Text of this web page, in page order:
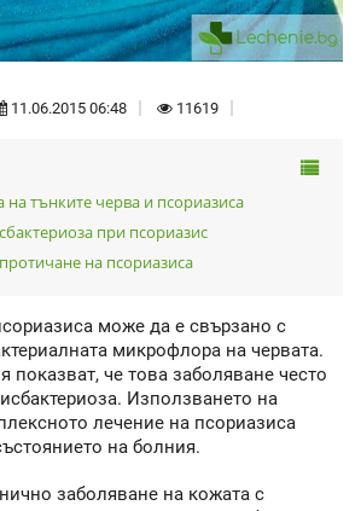
11.06.2015 06:48 11619
тънките черва и псориазиса
при псориазис
на псориазиса
може да е свързано с
микрофлора на червата.
показват, че това заболяване често
Използването на
лечение на псориазиса
на болния.
заболяване на кожата с